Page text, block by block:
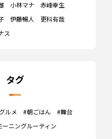
小林マナ
赤峰幸生
伊藤暢人
更科有哉
ス
タグ
ルメ #朝ごはん
#舞台
ーニングルーティン